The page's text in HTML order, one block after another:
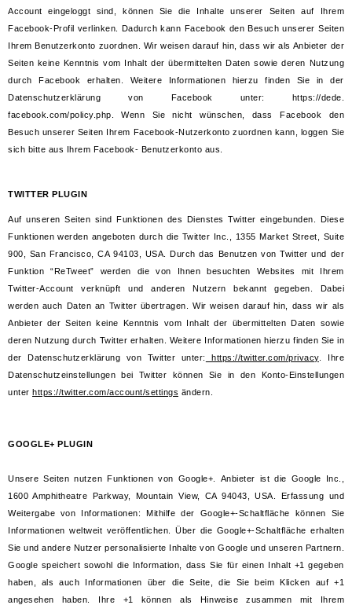
Account eingeloggt sind, können Sie die Inhalte unserer Seiten auf Ihrem
Facebook-Profil verlinken. Dadurch kann Facebook den Besuch unserer Seiten
Ihrem Benutzerkonto zuordnen. Wir weisen darauf hin, dass wir als Anbieter der
Seiten keine Kenntnis vom Inhalt der übermittelten Daten sowie deren Nutzung
durch Facebook erhalten. Weitere Informationen hierzu finden Sie in der
Datenschutzerklärung von Facebook unter: https://dede.
facebook.com/policy.php. Wenn Sie nicht wünschen, dass Facebook den
Besuch unserer Seiten Ihrem Facebook-Nutzerkonto zuordnen kann, loggen Sie
sich bitte aus Ihrem Facebook- Benutzerkonto aus.
TWITTER PLUGIN
Auf unseren Seiten sind Funktionen des Dienstes Twitter eingebunden. Diese
Funktionen werden angeboten durch die Twitter Inc., 1355 Market Street, Suite
900, San Francisco, CA 94103, USA. Durch das Benutzen von Twitter und der
Funktion “ReTweet” werden die von Ihnen besuchten Websites mit Ihrem
Twitter-Account verknüpft und anderen Nutzern bekannt gegeben. Dabei
werden auch Daten an Twitter übertragen. Wir weisen darauf hin, dass wir als
Anbieter der Seiten keine Kenntnis vom Inhalt der übermittelten Daten sowie
deren Nutzung durch Twitter erhalten. Weitere Informationen hierzu finden Sie in
der Datenschutzerklärung von Twitter unter:
https://twitter.com/privacy. Ihre
Datenschutzeinstellungen bei Twitter können Sie in den Konto-Einstellungen
unter https://twitter.com/account/settings ändern.
GOOGLE+ PLUGIN
Unsere Seiten nutzen Funktionen von Google+. Anbieter ist die Google Inc.,
1600 Amphitheatre Parkway, Mountain View, CA 94043, USA. Erfassung und
Weitergabe von Informationen: Mithilfe der Google+-Schaltfläche können Sie
Informationen weltweit veröffentlichen. Über die Google+-Schaltfläche erhalten
Sie und andere Nutzer personalisierte Inhalte von Google und unseren Partnern.
Google speichert sowohl die Information, dass Sie für einen Inhalt +1 gegeben
haben, als auch Informationen über die Seite, die Sie beim Klicken auf +1
angesehen haben. Ihre +1 können als Hinweise zusammen mit Ihrem